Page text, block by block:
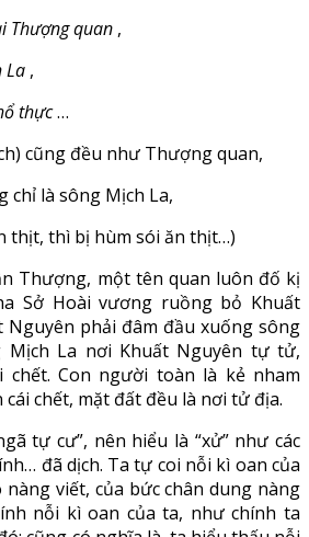
Thượng quan ,
La ,
thực…
cũng đều như Thượng quan,
chỉ là sông Mịch La,
thịt, thì bị hùm sói ăn thịt…)
Thượng, một tên quan luôn đố kị
Sở Hoài vương ruồng bỏ Khuất
Nguyên phải đâm đầu xuống sông
Mịch La nơi Khuất Nguyên tự tử,
Con người toàn là kẻ nham
chết, mặt đất đều là nơi tử địa.
tự cư”, nên hiểu là “xử” như các
đã dịch. Ta tự coi nỗi kì oan của
nàng viết, của bức chân dung nàng
nỗi kì oan của ta, như chính ta